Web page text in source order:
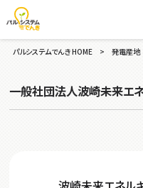
パルシステムでんき HOME > 発電産地
一般社団法人波崎未来エ